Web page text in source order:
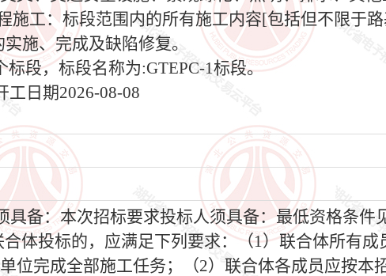
施工：标段范围内的所有施工内容[包括但不限于路
施、完成及缺陷修复。
段，标段名称为:GTEPC-1标段。
工日期2026-08-08
具备：本次招标要求投标人须具备：最低资格条件
体投标的，应满足下列要求：（1）联合体所有
位完成全部施工任务；（2）联合体各成员应按本